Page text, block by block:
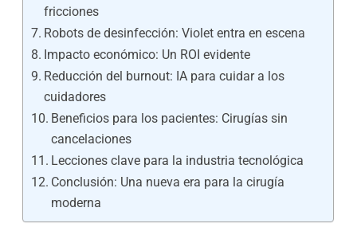
fricciones
Robots de desinfección: Violet entra en escena
Impacto económico: Un ROI evidente
Reducción del burnout: IA para cuidar a los
cuidadores
Beneficios para los pacientes: Cirugías sin
cancelaciones
Lecciones clave para la industria tecnológica
Conclusión: Una nueva era para la cirugía
moderna